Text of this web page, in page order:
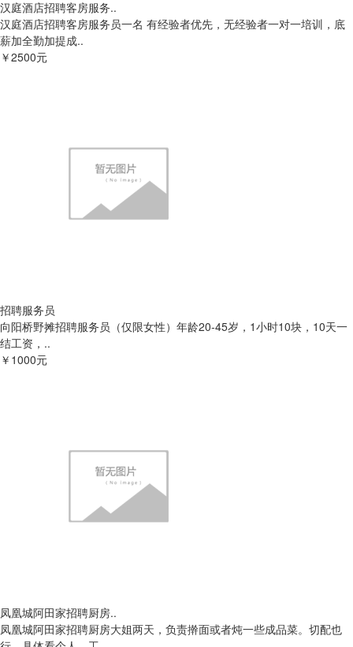
汉庭酒店招聘客房服务..
汉庭酒店招聘客房服务员一名 有经验者优先，无经验者一对一培训，底
薪加全勤加提成..
￥2500元
招聘服务员
向阳桥野摊招聘服务员（仅限女性）年龄20-45岁，1小时10块，10天一
结工资，..
￥1000元
凤凰城阿田家招聘厨房..
凤凰城阿田家招聘厨房大姐两天，负责擀面或者炖一些成品菜。切配也